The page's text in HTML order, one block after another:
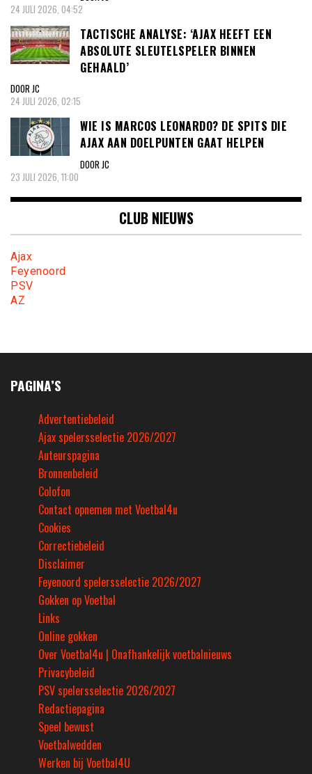
24 JULI 2026, 04:52
TACTISCHE ANALYSE: ‘AJAX HEEFT EEN
ABSOLUTE SLEUTELSPELER BINNEN
GEHAALD’
DOOR JC
24 JULI 2026, 02:15
WIE IS MARCOS LEONARDO? DE SPITS DIE
AJAX AAN DOELPUNTEN GAAT HELPEN
DOOR JC
23 JULI 2026, 11:00
CLUB NIEUWS
Ajax
Feyenoord
PSV
AZ
PAGINA’S
Advertentiebeleid
Ajax spelersselectie 2026/2027
Auteurspagina
Bronnenbeleid
Colofon
Contact opnemen met Voetbal4u
Cookies
Correctiebeleid
Disclaimer
Feyenoord spelersselectie 2026/2027
Gokken op Voetbal
Links
Online gokken
Over Voetbal4u | Onafhankelijk voetbalnieuws
Privacybeleid
PSV spelersselectie 2026/2027
Redactiepagina
Speel bewust
Voetbalwedden
Werken bij Voetbal4U